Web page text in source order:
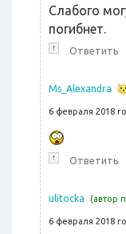
Слабого
погибнет.
↑ Ответить
Ms_Alexandra
6 февраля 2018
↑ Ответить
ulitocka (автор
6 февраля 2018